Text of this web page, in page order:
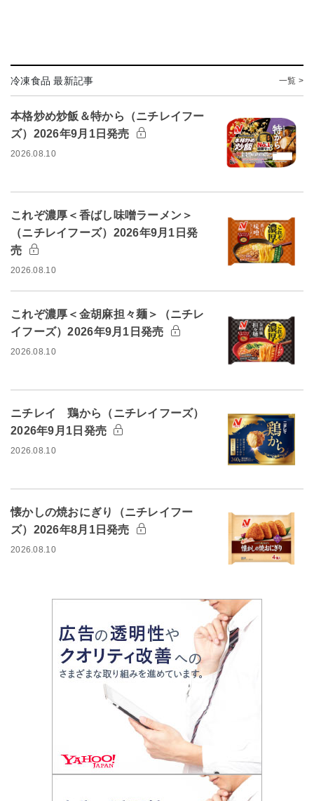
冷凍食品 最新記事 一覧 >
本格炒め炒飯＆特から（ニチレイフー
ズ）2026年9月1日発売
2026.08.10
これぞ濃厚＜香ばし味噌ラーメン＞
（ニチレイフーズ）2026年9月1日発
売
2026.08.10
これぞ濃厚＜金胡麻担々麺＞（ニチレ
イフーズ）2026年9月1日発売
2026.08.10
ニチレイ 鶏から（ニチレイフーズ）
2026年9月1日発売
2026.08.10
懐かしの焼おにぎり（ニチレイフー
ズ）2026年8月1日発売
2026.08.10